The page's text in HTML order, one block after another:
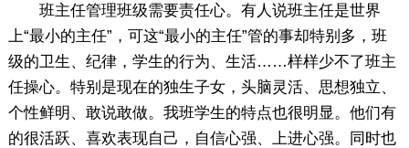
班主任管理班级需要责任心。有人说班主任是世界
上“最小的主任”，可这“最小的主任”管的事却特别多，班
级的卫生、纪律，学生的行为、生活……样样少不了班主
任操心。特别是现在的独生子女，头脑灵活、思想独立、
个性鲜明、敢说敢做。我班学生的特点也很明显。他们有
的很活跃、喜欢表现自己，自信心强、上进心强。同时也